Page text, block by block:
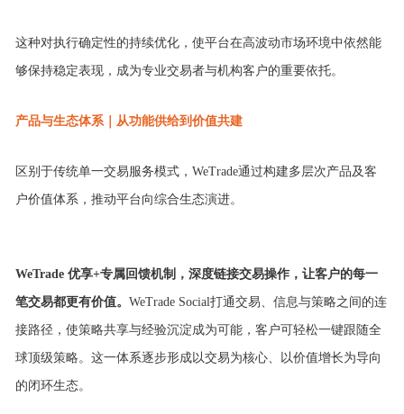
这种对执行确定性的持续优化，使平台在高波动市场环境中依然能
够保持稳定表现，成为专业交易者与机构客户的重要依托。
产品与生态体系｜ 从功能供给到价值共建
区别于传统单一交易服务模式，WeTrade通过构建多层次产品及客
户价值体系，推动平台向综合生态演进。
WeTrade 优享+专属回馈机制， 深度链接交易操作，让客户的每一
笔交易都更有价值。 WeTrade Social打通交易、 信息与策略之间的连
接路径，使策略共享与经验沉淀成为可能，客户可轻松一键跟随全
球顶级策略。 这一体系逐步形成以交易为核心、以价值增长为导向
的闭环生态。